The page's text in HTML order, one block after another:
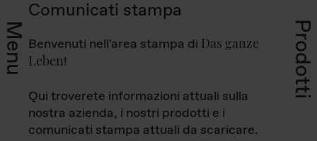
Menu Prodotti
Comunicati stampa
Benvenuti nell'area stampa di Das ganze
Leben!
Qui troverete informazioni attuali sulla
nostra azienda, i nostri prodotti e i
comunicati stampa attuali da scaricare.